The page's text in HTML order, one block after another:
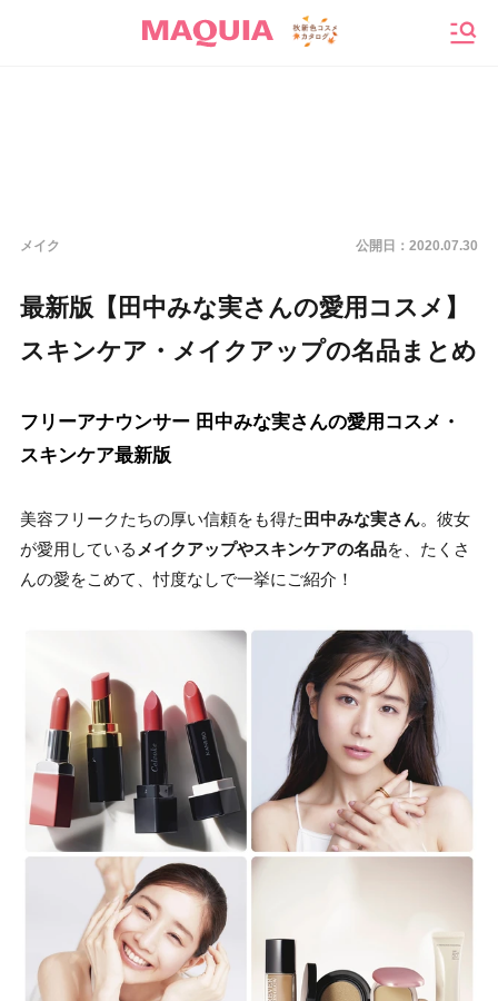
メイク 公開日： 2020.07.30
最新版【田中みな実さんの愛用コスメ】
スキンケア・メイクアップの名品まとめ
フリーアナウンサー 田中みな実さんの愛用コスメ・
スキンケア最新版
美容フリークたちの厚い信頼をも得た 田中みな実さん。彼女
が愛用している メイクアップやスキンケアの名品を、たくさ
んの愛をこめて、忖度なしで一挙にご紹介！